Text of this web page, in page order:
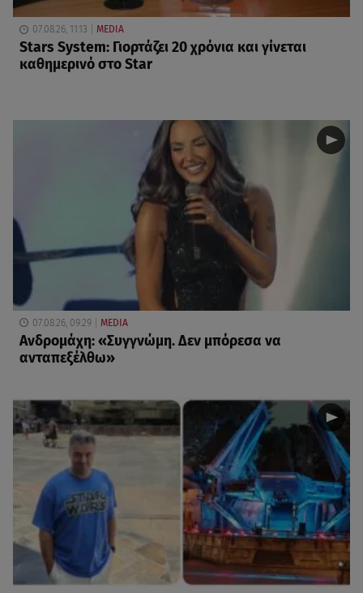
07.08.26, 11:13 MEDIA
Stars System: Γιορτάζει 20 χρόνια και γίνεται
καθημερινό στο Star
07.08.26, 09:29 MEDIA
Ανδρομάχη: «Συγγνώμη. Δεν μπόρεσα να
ανταπεξέλθω»